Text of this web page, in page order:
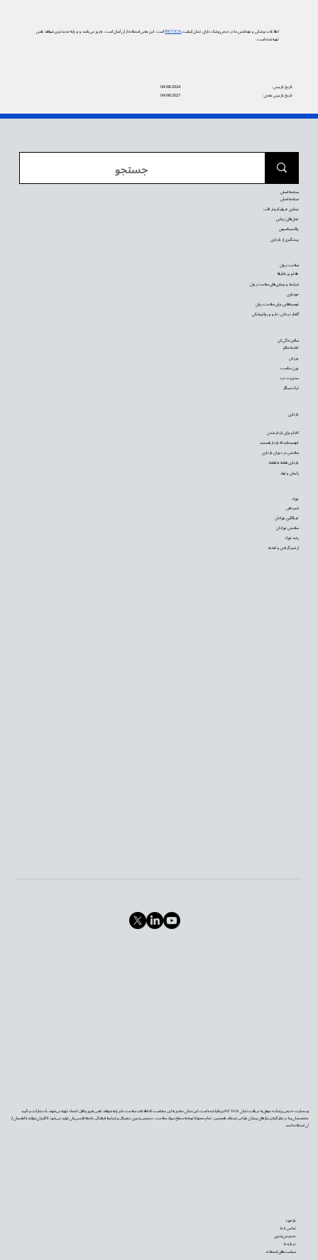
اطلاعات پزشکی و بهداشتی ما در دیجی‌پزشک دارای نشان کیفیتPIF TICKاست. این یعنی استفاده از آن آسان است، به‌روز می‌باشد و بر پایه جدیدترین شواهد علمی
تهیه شده است.
04/08/2024
تاریخ بازبینی:
04/08/2027
تاریخ بازبینی بعدی:
وب‌سایت «دیجی‌پزشک» موفق به دریافت نشان PIF TICK بریتانیا شده است. این نشان معتبر به این معناست که اطلاعات سلامت ما بر پایه شواهد علمی به‌روز و قابل اعتماد تهیه می‌شوند، با مشارکت و تأیید
متخصصان و با در نظر گرفتن نیازهای بیماران طراحی شده‌اند. همچنین، تمام محتوا با توجه به سطح سواد سلامت، دسترس‌پذیری دیجیتال و شرایط فرهنگی جامعه فارسی‌زبان تولید می‌شود تا کاربران بتوانند با اطمینان از
آن استفاده کنند.
بازخورد
تماس با ما
دسترس‌پذیری
درباره ما
سیاست‌های استفاده
نوزاد
شیردهی
غربالگری نوزادان
سلامتی نوزادان
رشد نوزاد
از شیر گرفتن و تغذیه
بارداری
اقدام برای باردار شدن
فهمیده‌اید که باردار هستید
سلامتی در دوران بارداری
بارداری هفته به هفته
زایمان و تولد
سالم زندگی کن
تغذیه سالم
ورزش
وزن مناسب
مدیریت درد
ترک سیگار
سلامت روان
علائم و رفتارها
شرایط و بیماری‌های سلامت روان
خودیاری
توصیه‌‌هایی برای سلامت روان
گفتار درمانی، دارو و روانپزشکی
صفحه اصلی
صفحه اصلی
بیماری عروق کرونر قلب
عمل‌های زیبایی
واکسیناسیون
پیشگیری از بارداری